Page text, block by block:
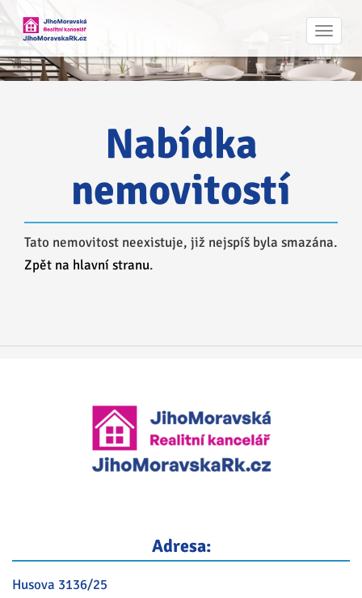
Nabídka
nemovitostí
Tato nemovitost neexistuje, již nejspíš byla smazána.
Zpět na hlavní stranu.
Adresa:
Husova 3136/25